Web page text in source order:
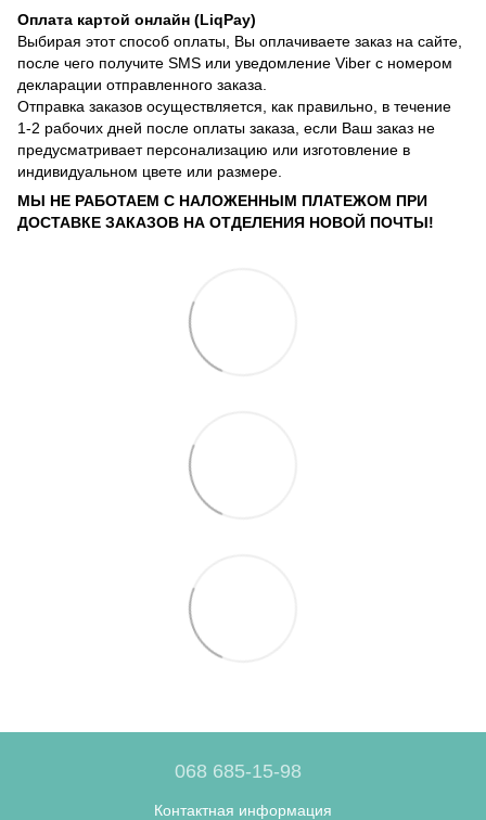
Оплата картой онлайн (LiqPay)
Выбирая этот способ оплаты, Вы оплачиваете заказ на сайте,
после чего получите SMS или уведомление Viber с номером
декларации отправленного заказа.
Отправка заказов осуществляется, как правильно, в течение
1-2 рабочих дней после оплаты заказа, если Ваш заказ не
предусматривает персонализацию или изготовление в
индивидуальном цвете или размере.
МЫ НЕ РАБОТАЕМ С НАЛОЖЕННЫМ ПЛАТЕЖОМ ПРИ
ДОСТАВКЕ ЗАКАЗОВ НА ОТДЕЛЕНИЯ НОВОЙ ПОЧТЫ!
068 685-15-98
Контактная информация